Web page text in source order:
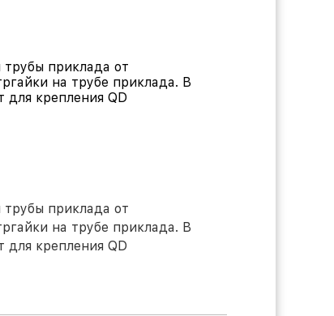
приклада от
на трубе приклада. В
для крепления QD
приклада от
на трубе приклада. В
для крепления QD